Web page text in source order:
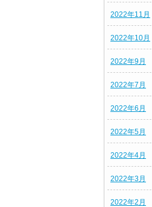
2022年11月
2022年10月
2022年9月
2022年7月
2022年6月
2022年5月
2022年4月
2022年3月
2022年2月